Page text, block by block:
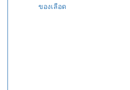
ของเลือด